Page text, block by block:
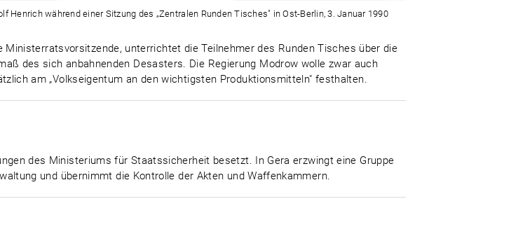
Henrich während einer Sitzung des „Zentralen Runden Tisches" in Ost-Berlin, 3. Januar 1990
unterrichtet die Teilnehmer des Runden Tisches über die
des sich anbahnenden Desasters. Die Regierung Modrow wolle zwar auch
am „Volkseigentum an den wichtigsten Produktionsmitteln" festhalten.
des Ministeriums für Staatssicherheit besetzt. In Gera erzwingt eine Gruppe
und übernimmt die Kontrolle der Akten und Waffenkammern.